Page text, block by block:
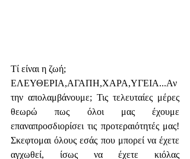
Τί είναι η ζωή;
ΕΛΕΥΘΕΡΙΑ,ΑΓΑΠΗ,ΧΑΡΑ,ΥΓΕΙΑ...Αν
την απολαμβάνουμε; Τις τελευταίες μέρες
θεωρώ πως όλοι μας έχουμε
επαναπροσδιορίσει τις προτεραιότητές μας!
Σκεφτομαι όλους εσάς που μπορεί να έχετε
αγχωθεί, ίσως να έχετε κιόλας